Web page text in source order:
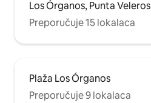
Los Órganos, Punta Veleros
Preporučuje 15 lokalaca
Plaža Los Órganos
Preporučuje 9 lokalaca